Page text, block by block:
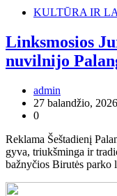
KULTŪRA IR
Linksmosios
nuvilnijo
admin
27 balandžio, 2026
0
Reklama Šeštadienį
gyva, triukšminga ir
bažnyčios Birutės